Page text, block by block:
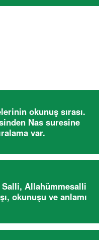
okunuş sırası.
Nas suresine
var.
Allahümmesalli
okunuşu ve anlamı